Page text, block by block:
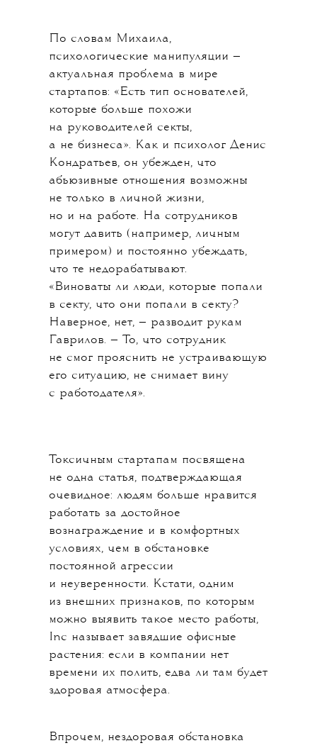
По словам Михаила,
психологические манипуляции —
актуальная проблема в мире
стартапов: «Есть тип основателей,
которые больше похожи
на руководителей секты,
а не бизнеса». Как и психолог Денис
Кондратьев, он убежден, что
абьюзивные отношения возможны
не только в личной жизни,
но и на работе. На сотрудников
могут давить (например, личным
примером) и постоянно убеждать,
что те недорабатывают.
«Виноваты ли люди, которые попали
в секту, что они попали в секту?
Наверное, нет, — разводит рукам
Гаврилов. — То, что сотрудник
не смог прояснить не устраивающую
его ситуацию, не снимает вину
с работодателя».
Токсичным стартапам посвящена
не одна статья, подтверждающая
очевидное: людям больше нравится
работать за достойное
вознаграждение и в комфортных
условиях, чем в обстановке
постоянной агрессии
и неуверенности. Кстати, одним
из внешних признаков, по которым
можно выявить такое место работы,
Inc называет завядшие офисные
растения: если в компании нет
времени их полить, едва ли там будет
здоровая атмосфера.
Впрочем, нездоровая обстановка